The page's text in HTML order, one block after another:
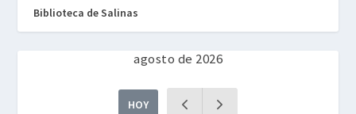
Biblioteca de Salinas
agosto de 2026
HOY